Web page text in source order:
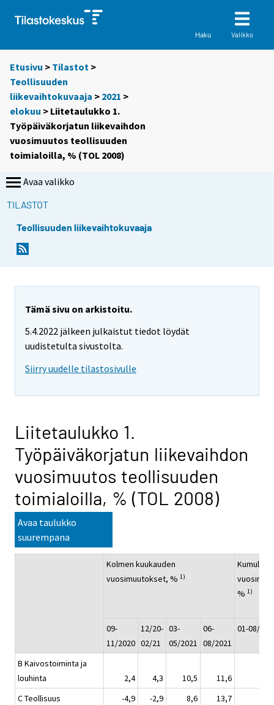
Haku Valikko
Etusivu > Tilastot >
Teollisuuden
liikevaihtokuvaaja > 2021 >
elokuu > Liitetaulukko 1.
Työpäiväkorjatun liikevaihdon
vuosimuutos teollisuuden
toimialoilla, % (TOL 2008)
Avaa valikko
TILASTOT
Teollisuuden liikevaihtokuvaaja
Tämä sivu on arkistoitu.
5.4.2022 jälkeen julkaistut tiedot löydät
uudistetulta sivustolta.
Siirry uudelle tilastosivulle
Liitetaulukko 1.
Työpäiväkorjatun liikevaihdon
vuosimuutos teollisuuden
toimialoilla, % (TOL 2008)
Avaa taulukko
suurempana
Kolmen kuukauden
vuosimuutokset, % 1)
% 1)
09-
11/2020
12/20-
02/21
03-
05/2021
06-
08/2021
01-08/
B Kaivostoiminta ja
louhinta
2,4 4,3 10,5
11,6
C Teollisuus
-4,9 -2,9 8,6
13,7